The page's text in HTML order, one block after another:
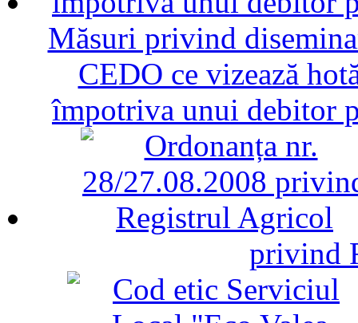
Măsuri privind
CEDO ce vizează
împotriva unui debitor
privind